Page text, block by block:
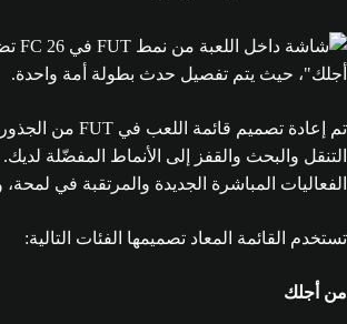
التنقل والبحث والقفز إلى الأنماط المفضّلة
الفعاليات المباشرة الجديدة والمرتقبة في لمحة،
تستخدم القائمة المعاد تصميمها الفئات التالية:
من أجلك